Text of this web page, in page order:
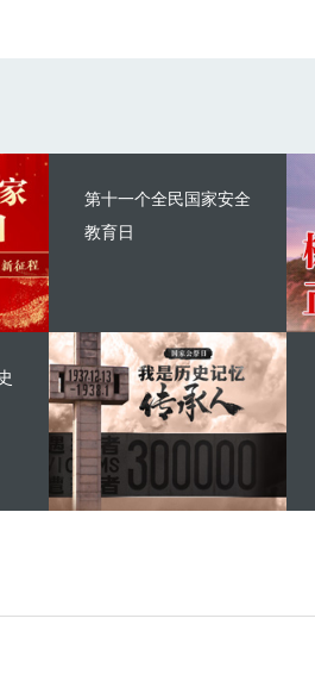
第十一个全民国家安全
教育日